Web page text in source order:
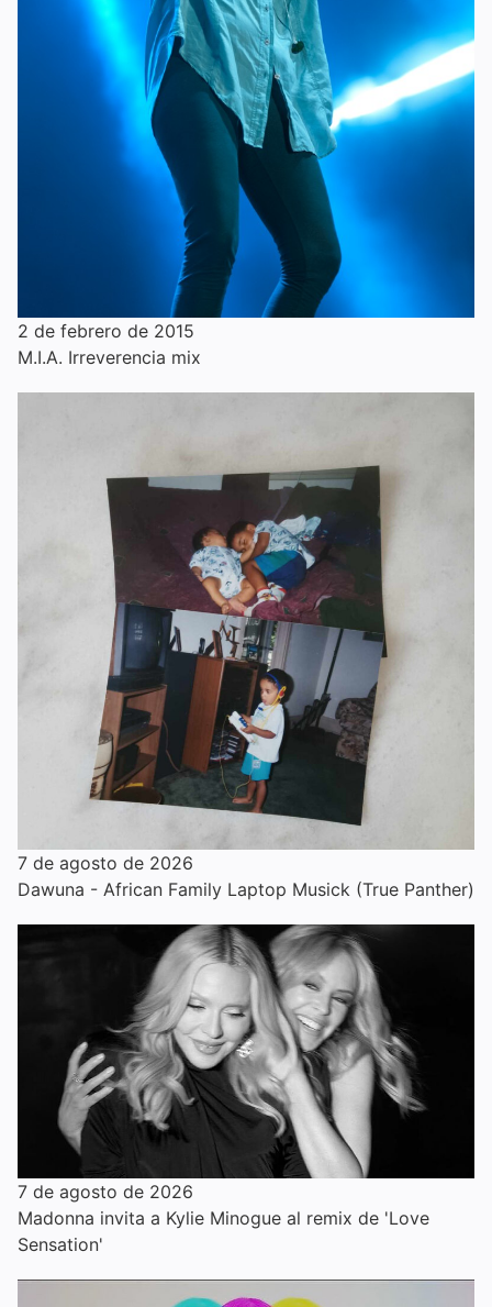
2 de febrero de 2015
M.I.A. Irreverencia mix
7 de agosto de 2026
Dawuna - African Family Laptop Musick (True Panther)
7 de agosto de 2026
Madonna invita a Kylie Minogue al remix de 'Love
Sensation'